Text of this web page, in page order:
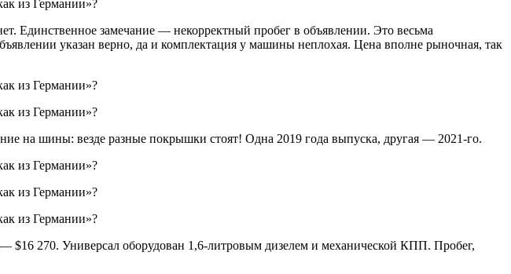
Единственное замечание — некорректный пробег в объявлении. Это весьма
указан верно, да и комплектация у машины неплохая. Цена вполне рыночная, так
на шины: везде разные покрышки стоят! Одна 2019 года выпуска, другая — 2021-го.
$16 270. Универсал оборудован 1,6-литровым дизелем и механической КПП. Пробег,